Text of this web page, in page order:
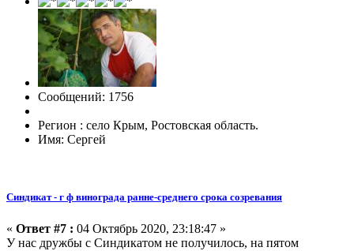
Сообщений: 1756
Регион : село Крым, Ростовская область.
Имя: Сергей
Синдикат - г ф винограда ранне-среднего срока созревания
« Ответ #7 : 04 Октябрь 2020, 23:18:47 »
У нас дружбы с Синдикатом не получилось, на пятом